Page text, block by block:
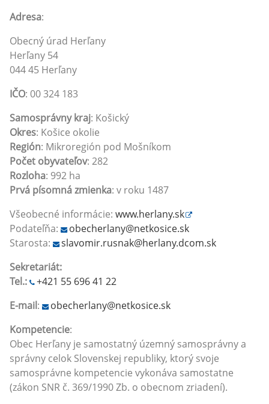
Adresa:
Obecný úrad Herľany
Herľany 54
044 45 Herľany
IČO: 00 324 183
Samosprávny kraj: Košický
Okres: Košice okolie
Región: Mikroregión pod Mošníkom
Počet obyvateľov: 282
Rozloha: 992 ha
Prvá písomná zmienka: v roku 1487
Všeobecné informácie: www.herlany.sk
Podateľňa:
obecherlany@netkosice.sk
Starosta:
slavomir.rusnak@herlany.dcom.sk
Sekretariát:
Tel.:
+421 55 696 41 22
E-mail:
obecherlany@netkosice.sk
Kompetencie:
Obec Herľany je samostatný územný samosprávny a
správny celok Slovenskej republiky, ktorý svoje
samosprávne kompetencie vykonáva samostatne
(zákon SNR č. 369/1990 Zb. o obecnom zriadení).